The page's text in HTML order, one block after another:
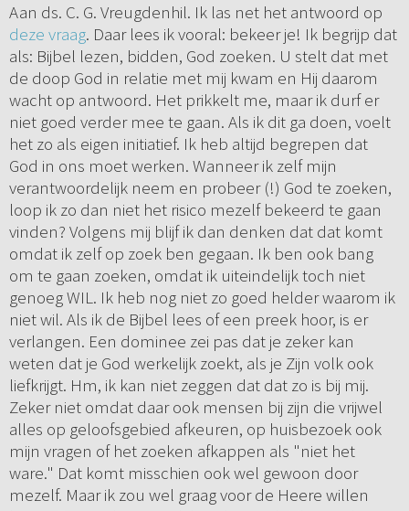
Aan ds. C. G. Vreugdenhil. Ik las net het antwoord op
deze vraag. Daar lees ik vooral: bekeer je! Ik begrijp dat
als: Bijbel lezen, bidden, God zoeken. U stelt dat met
de doop God in relatie met mij kwam en Hij daarom
wacht op antwoord. Het prikkelt me, maar ik durf er
niet goed verder mee te gaan. Als ik dit ga doen, voelt
het zo als eigen initiatief. Ik heb altijd begrepen dat
God in ons moet werken. Wanneer ik zelf mijn
verantwoordelijk neem en probeer (!) God te zoeken,
loop ik zo dan niet het risico mezelf bekeerd te gaan
vinden? Volgens mij blijf ik dan denken dat dat komt
omdat ik zelf op zoek ben gegaan. Ik ben ook bang
om te gaan zoeken, omdat ik uiteindelijk toch niet
genoeg WIL. Ik heb nog niet zo goed helder waarom ik
niet wil. Als ik de Bijbel lees of een preek hoor, is er
verlangen. Een dominee zei pas dat je zeker kan
weten dat je God werkelijk zoekt, als je Zijn volk ook
liefkrijgt. Hm, ik kan niet zeggen dat dat zo is bij mij.
Zeker niet omdat daar ook mensen bij zijn die vrijwel
alles op geloofsgebied afkeuren, op huisbezoek ook
mijn vragen of het zoeken afkappen als "niet het
ware." Dat komt misschien ook wel gewoon door
mezelf. Maar ik zou wel graag voor de Heere willen